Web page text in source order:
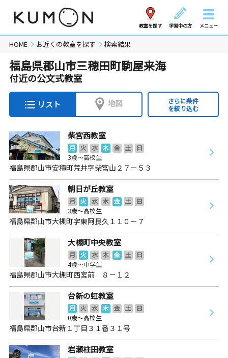
教室を探す 学習中の方 メニュー
HOME お近くの教室を探す 検索結果
福島県郡山市三穂田町駒屋来海
付近の公文式教室
リスト 地図
さらに条件
を絞り込む
柴宮西教室
月 火 水 木 金 土
日
3歳～高校生
福島県郡山市安積町荒井字柴宮山２７－５３
朝日が丘教室
月 火 水 木 金 土
日
3歳～高校生
福島県郡山市大槻町字東阿良久１１０－７
大槻町中央教室
月 火 水 木 金 土
日
4歳～中学生
福島県郡山市大槻町西宮前 ８－１２
台新の虹教室
月 火 水 木 金 土
日
0歳～高校生
福島県郡山市台新１丁目３１番３１号
岩瀬柱田教室